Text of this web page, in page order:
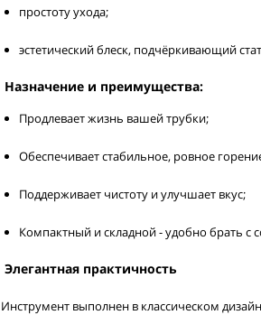
простоту ухода;
эстетический блеск, подчёркивающий
Назначение и преимущества:
Продлевает жизнь вашей трубки;
Обеспечивает стабильное, ровное
Поддерживает чистоту и улучшает вкус;
Компактный и складной - удобно брать с
Элегантная практичность
Инструмент выполнен в классическом